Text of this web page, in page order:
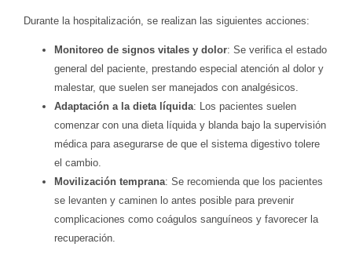
Durante la hospitalización, se realizan las siguientes acciones:
Monitoreo de signos vitales y dolor: Se verifica el estado
general del paciente, prestando especial atención al dolor y
malestar, que suelen ser manejados con analgésicos.
Adaptación a la dieta líquida: Los pacientes suelen
comenzar con una dieta líquida y blanda bajo la supervisión
médica para asegurarse de que el sistema digestivo tolere
el cambio.
Movilización temprana: Se recomienda que los pacientes
se levanten y caminen lo antes posible para prevenir
complicaciones como coágulos sanguíneos y favorecer la
recuperación.